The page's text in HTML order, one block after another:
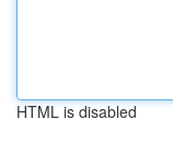
HTML is disabled